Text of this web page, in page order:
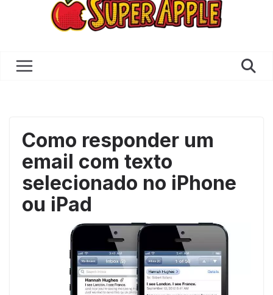
Como responder um
email com texto
selecionado no iPhone
ou iPad